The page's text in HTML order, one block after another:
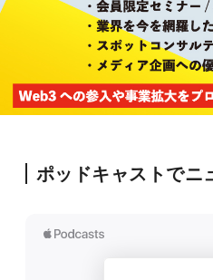
ポッドキャストでニ